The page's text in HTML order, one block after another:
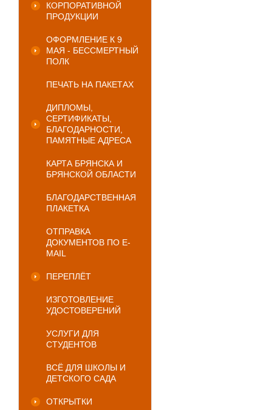
КОРПОРАТИВНОЙ
ПРОДУКЦИИ
ОФОРМЛЕНИЕ К 9
МАЯ - БЕССМЕРТНЫЙ
ПОЛК
ПЕЧАТЬ НА ПАКЕТАХ
ДИПЛОМЫ,
СЕРТИФИКАТЫ,
БЛАГОДАРНОСТИ,
ПАМЯТНЫЕ АДРЕСА
КАРТА БРЯНСКА И
БРЯНСКОЙ ОБЛАСТИ
БЛАГОДАРСТВЕННАЯ
ПЛАКЕТКА
ОТПРАВКА
ДОКУМЕНТОВ ПО E-
MAIL
ПЕРЕПЛЁТ
ИЗГОТОВЛЕНИЕ
УДОСТОВЕРЕНИЙ
УСЛУГИ ДЛЯ
СТУДЕНТОВ
ВСЁ ДЛЯ ШКОЛЫ И
ДЕТСКОГО САДА
ОТКРЫТКИ